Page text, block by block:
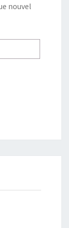
nouvel